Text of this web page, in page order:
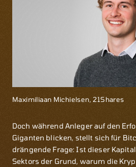
Maximiliaan Michielsen, 21Shares
Doch während Anleger auf den
Giganten blicken, stellt sich für
drängende Frage: Ist dieser
Sektors der Grund, warum die